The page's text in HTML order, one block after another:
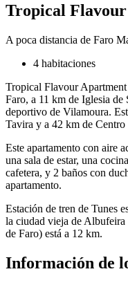
Tropical
A poca distancia de Faro
4 habitaciones
Tropical Flavour
Faro, a 11 km de Iglesia
deportivo de Vilamoura.
Tavira y a 42 km de
Este apartamento con aire
una sala de estar, una
cafetera, y 2 baños con
apartamento.
Estación de tren de Tunes
la ciudad vieja de
de Faro) está a 12 km.
Información de